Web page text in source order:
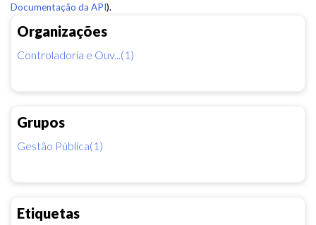
Organizações
Controladoria e Ouv...(1)
Grupos
Gestão Pública(1)
Etiquetas
Documentação da API).